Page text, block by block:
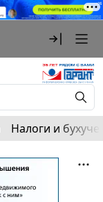
Налоги и